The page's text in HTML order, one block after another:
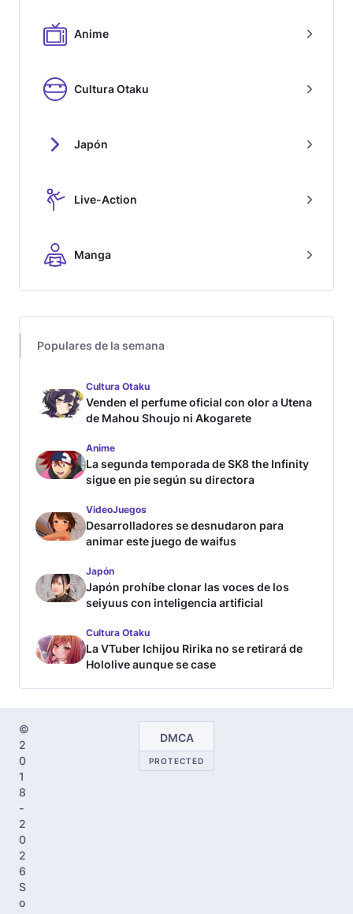
Anime
Cultura Otaku
Japón
Live-Action
Manga
Populares de la semana
Cultura Otaku
Venden el perfume oficial con olor a Utena
de Mahou Shoujo ni Akogarete
Anime
La segunda temporada de SK8 the Infinity
sigue en pie según su directora
VideoJuegos
Desarrolladores se desnudaron para
animar este juego de waifus
Japón
Japón prohíbe clonar las voces de los
seiyuus con inteligencia artificial
Cultura Otaku
La VTuber Ichijou Ririka no se retirará de
Hololive aunque se case
©
2
0
1
8
-
2
0
2
6
S
o
DMCA
PROTECTED